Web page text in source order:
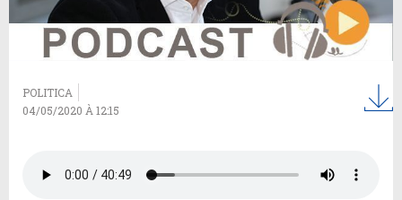
POLITICA
04/05/2020 À 12:15